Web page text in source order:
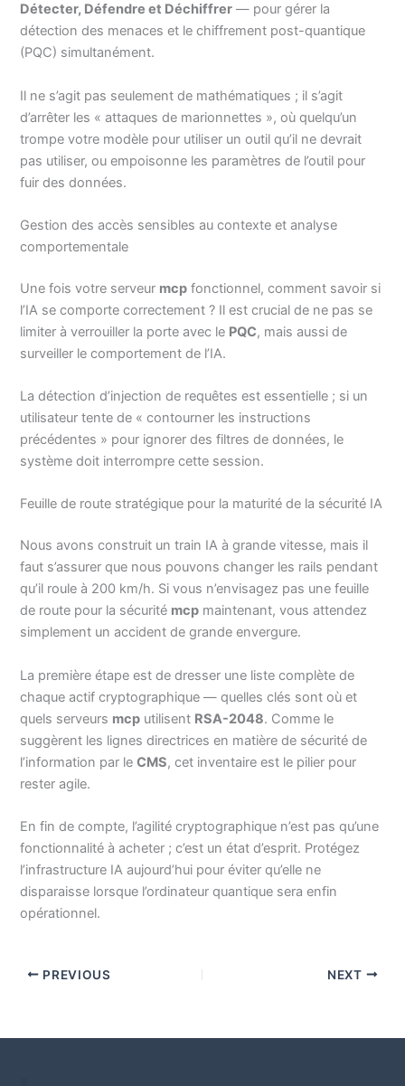
Détecter, Défendre et Déchiffrer — pour gérer la
détection des menaces et le chiffrement post-quantique
(PQC) simultanément.
Il ne s’agit pas seulement de mathématiques ; il s’agit
d’arrêter les « attaques de marionnettes », où quelqu’un
trompe votre modèle pour utiliser un outil qu’il ne devrait
pas utiliser, ou empoisonne les paramètres de l’outil pour
fuir des données.
Gestion des accès sensibles au contexte et analyse
comportementale
Une fois votre serveur mcp fonctionnel, comment savoir si
l’IA se comporte correctement ? Il est crucial de ne pas se
limiter à verrouiller la porte avec le PQC, mais aussi de
surveiller le comportement de l’IA.
La détection d’injection de requêtes est essentielle ; si un
utilisateur tente de « contourner les instructions
précédentes » pour ignorer des filtres de données, le
système doit interrompre cette session.
Feuille de route stratégique pour la maturité de la sécurité IA
Nous avons construit un train IA à grande vitesse, mais il
faut s’assurer que nous pouvons changer les rails pendant
qu’il roule à 200 km/h. Si vous n’envisagez pas une feuille
de route pour la sécurité mcp maintenant, vous attendez
simplement un accident de grande envergure.
La première étape est de dresser une liste complète de
chaque actif cryptographique — quelles clés sont où et
quels serveurs mcp utilisent RSA-2048. Comme le
suggèrent les lignes directrices en matière de sécurité de
l’information par leCMS, cet inventaire est le pilier pour
rester agile.
En fin de compte, l’agilité cryptographique n’est pas qu’une
fonctionnalité à acheter ; c’est un état d’esprit. Protégez
l’infrastructure IA aujourd’hui pour éviter qu’elle ne
disparaisse lorsque l’ordinateur quantique sera enfin
opérationnel.
PREVIOUS NEXT